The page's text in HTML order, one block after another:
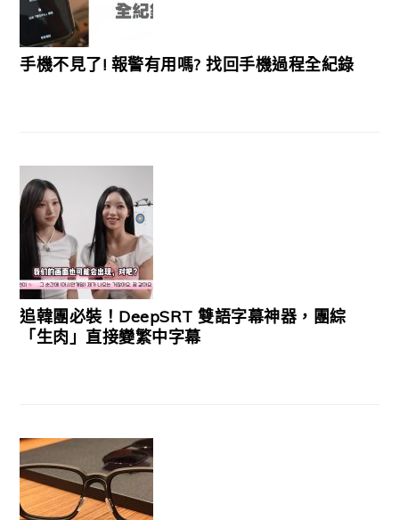
手機不見了! 報警有用嗎? 找回手機過程全紀錄
追韓團必裝！DeepSRT 雙語字幕神器，團綜
「生肉」直接變繁中字幕